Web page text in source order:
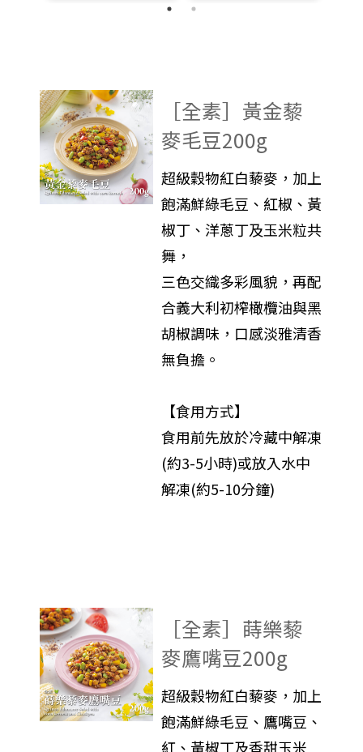
［全素］黃金藜
麥毛豆200g
超級穀物紅白藜麥，加上
飽滿鮮綠毛豆、紅椒、黃
椒丁、洋蔥丁及玉米粒共
舞，
三色交織多彩風貌，再配
合義大利初榨橄欖油與黑
胡椒調味，口感淡雅清香
無負擔。
【食用方式】
食用前先放於冷藏中解凍
(約3-5小時)或放入水中
解凍(約5-10分鐘)
［全素］蒔樂藜
麥鷹嘴豆200g
超級穀物紅白藜麥，加上
飽滿鮮綠毛豆、鷹嘴豆、
紅、黃椒丁及香甜玉米